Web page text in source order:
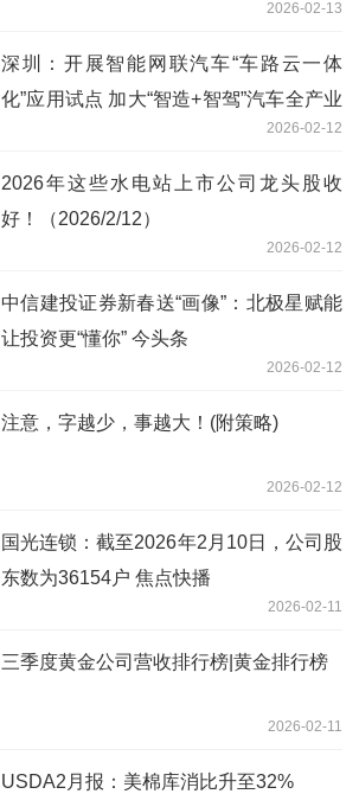
2026-02-13
深圳：开展智能网联汽车“车路云一体
化”应用试点 加大“智造+智驾”汽车全产业
2026-02-12
2026年这些水电站上市公司龙头股收
好！（2026/2/12）
2026-02-12
中信建投证券新春送“画像”：北极星赋能
让投资更“懂你” 今头条
2026-02-12
注意，字越少，事越大！(附策略)
2026-02-12
国光连锁：截至2026年2月10日，公司股
东数为36154户 焦点快播
2026-02-11
三季度黄金公司营收排行榜|黄金排行榜
2026-02-11
USDA2月报：美棉库消比升至32%